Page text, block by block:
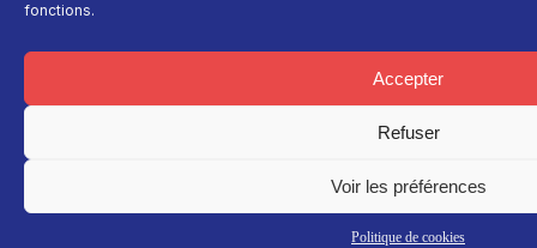
fonctions.
Accepter
Refuser
Voir les préférences
Politique de cookies
L’agence
Fil info
Programme TV
Nous contacter
Données
info
Actualité
Montagne
Recettes